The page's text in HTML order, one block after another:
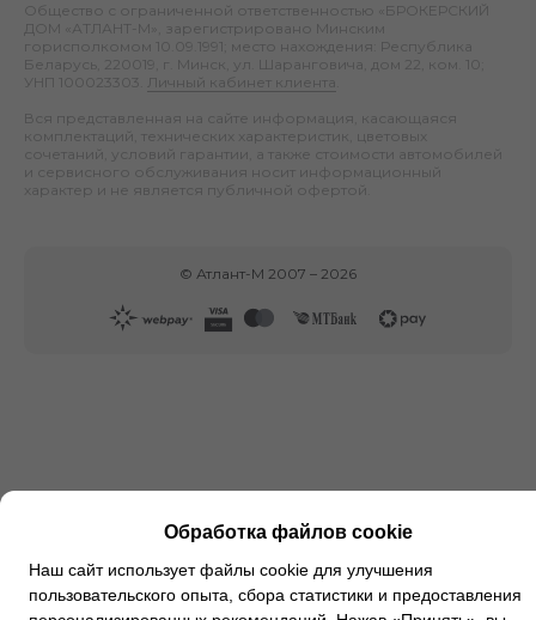
Общество с ограниченной ответственностью «БРОКЕРСКИЙ
ДОМ «АТЛАНТ-М», зарегистрировано Минским
горисполкомом 10.09.1991; место нахождения: Республика
Беларусь, 220019, г. Минск, ул. Шаранговича, дом 22, ком. 10;
УНП 100023303.
Личный кабинет клиента
Вся представленная на сайте информация, касающаяся
комплектаций, технических характеристик, цветовых
сочетаний, условий гарантии, а также стоимости автомобилей
и сервисного обслуживания носит информационный
характер и не является публичной офертой.
© Атлант-М 2007 – 2026
Обработка файлов cookie
Наш сайт использует файлы cookie для улучшения
пользовательского опыта, сбора статистики и предоставления